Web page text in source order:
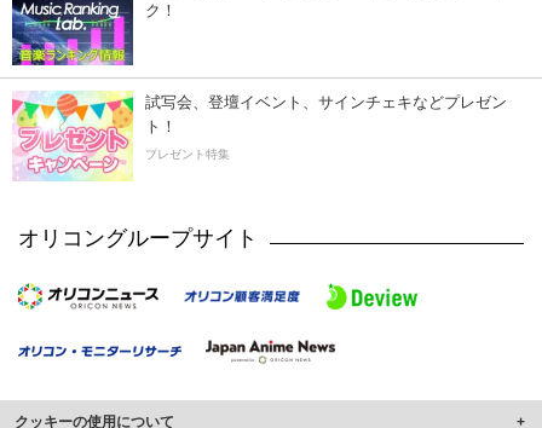
ク！
試写会、登壇イベント、サインチェキなどプレゼン
ト！
プレゼント特集
オリコングループサイト
クッキーの使用について